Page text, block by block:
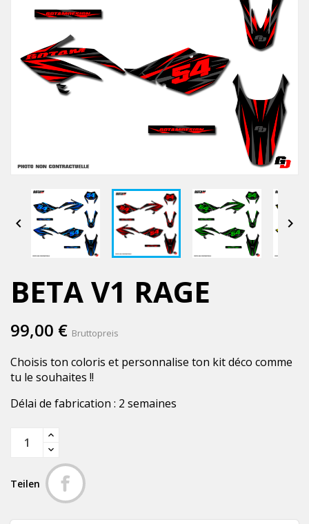
 
BETA V1 RAGE
99,00 € Bruttopreis
Choisis ton coloris et personnalise ton kit déco comme
tu le souhaites !!
Délai de fabrication : 2 semaines
Teilen